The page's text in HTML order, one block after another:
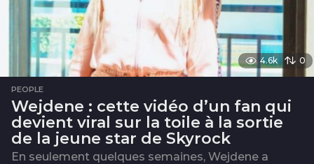
4.6k 0
PEOPLE
Wejdene : cette vidéo d’un fan qui
devient viral sur la toile à la sortie
de la jeune star de Skyrock
En seulement quelques semaines, Wejdene a